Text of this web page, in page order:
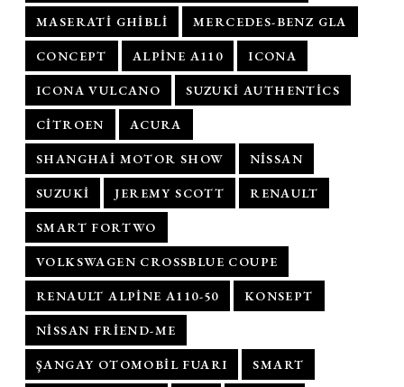
MASERATI GHIBLI MERCEDES-BENZ GLA
CONCEPT ALPINE A110 ICONA
ICONA VULCANO SUZUKI AUTHENTICS
CITROEN ACURA
SHANGHAI MOTOR SHOW NISSAN
SUZUKI JEREMY SCOTT RENAULT
SMART FORTWO
VOLKSWAGEN CROSSBLUE COUPE
RENAULT ALPINE A110-50 KONSEPT
NISSAN FRIEND-ME
ŞANGAY OTOMOBIL FUARI SMART